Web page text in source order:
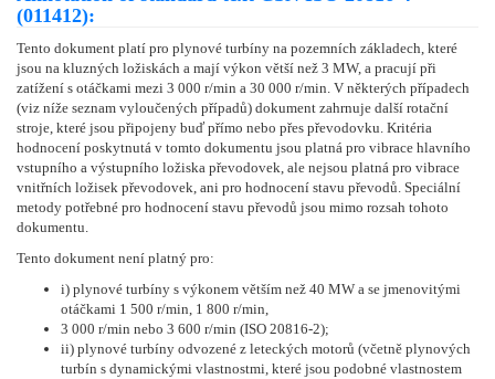
(011412):
Tento dokument platí pro plynové turbíny na pozemních základech, které
jsou na kluzných ložiskách a mají výkon větší než 3 MW, a pracují při
zatížení s otáčkami mezi 3 000 r/min a 30 000 r/min. V některých případech
(viz níže seznam vyloučených případů) dokument zahrnuje další rotační
stroje, které jsou připojeny buď přímo nebo přes převodovku. Kritéria
hodnocení poskytnutá v tomto dokumentu jsou platná pro vibrace hlavního
vstupního a výstupního ložiska převodovek, ale nejsou platná pro vibrace
vnitřních ložisek převodovek, ani pro hodnocení stavu převodů. Speciální
metody potřebné pro hodnocení stavu převodů jsou mimo rozsah tohoto
dokumentu.
Tento dokument není platný pro:
i) plynové turbíny s výkonem větším než 40 MW a se jmenovitými
otáčkami 1 500 r/min, 1 800 r/min,
3 000 r/min nebo 3 600 r/min (ISO 20816-2);
ii) plynové turbíny odvozené z leteckých motorů (včetně plynových
turbín s dynamickými vlastnostmi, které jsou podobné vlastnostem